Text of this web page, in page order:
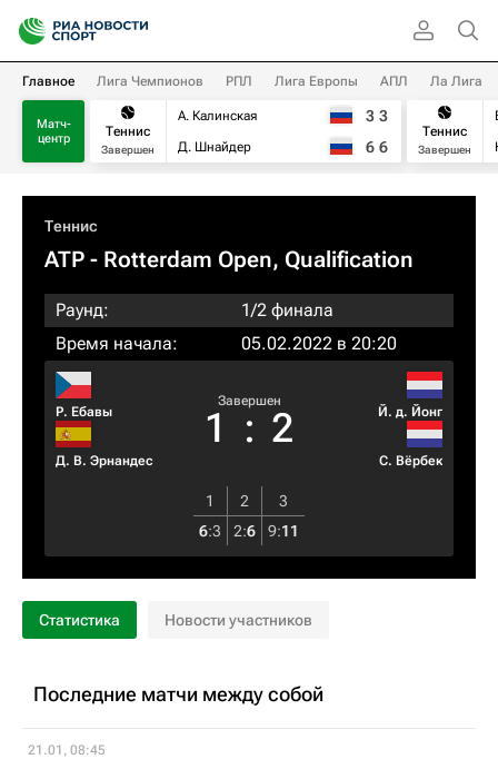
Главное Лига Чемпионов РПЛ Лига Европы АПЛ Ла Лига
Матч-
центр
Теннис
Завершен
А. Калинская
Д. Шнайдер
3 3
6 6
Теннис
Завершен
Теннис
ATP - Rotterdam Open, Qualification
Раунд:
1/2 финала
Время начала:
05.02.2022 в 20:20
Р. Ебавы
Д. В. Эрнандес
Завершен
1 : 2 Й. д. Йонг
С. Вёрбек
1 2
3
6:3 2:6 9:11
Статистика Новости участников
Последние матчи между собой
21.01, 08:45